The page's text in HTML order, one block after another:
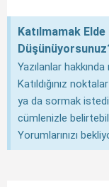
Katılmamak
Yazılanlar
Katıldığınız
ya da sormak
cümlenizle
Yorumlarınızı